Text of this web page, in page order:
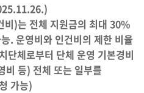
비)는 전체 지원금의 최대 30%
. 운영비와 인건비의 제한 비율
단체로부터 단체 운영 기본경비
비 등) 전체 또는 일부를
가능)